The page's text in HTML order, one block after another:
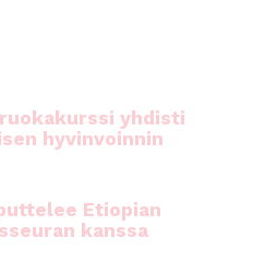
yhdisti
hyvinvoinnin
Etiopian
kanssa